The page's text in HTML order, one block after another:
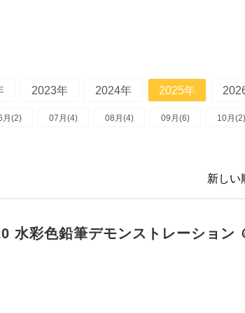
2023年 2024年 2025年
月(2) 07月(4) 08月(4) 09月(6) 10月(2)
新しい
水彩色鉛筆デモンストレーション